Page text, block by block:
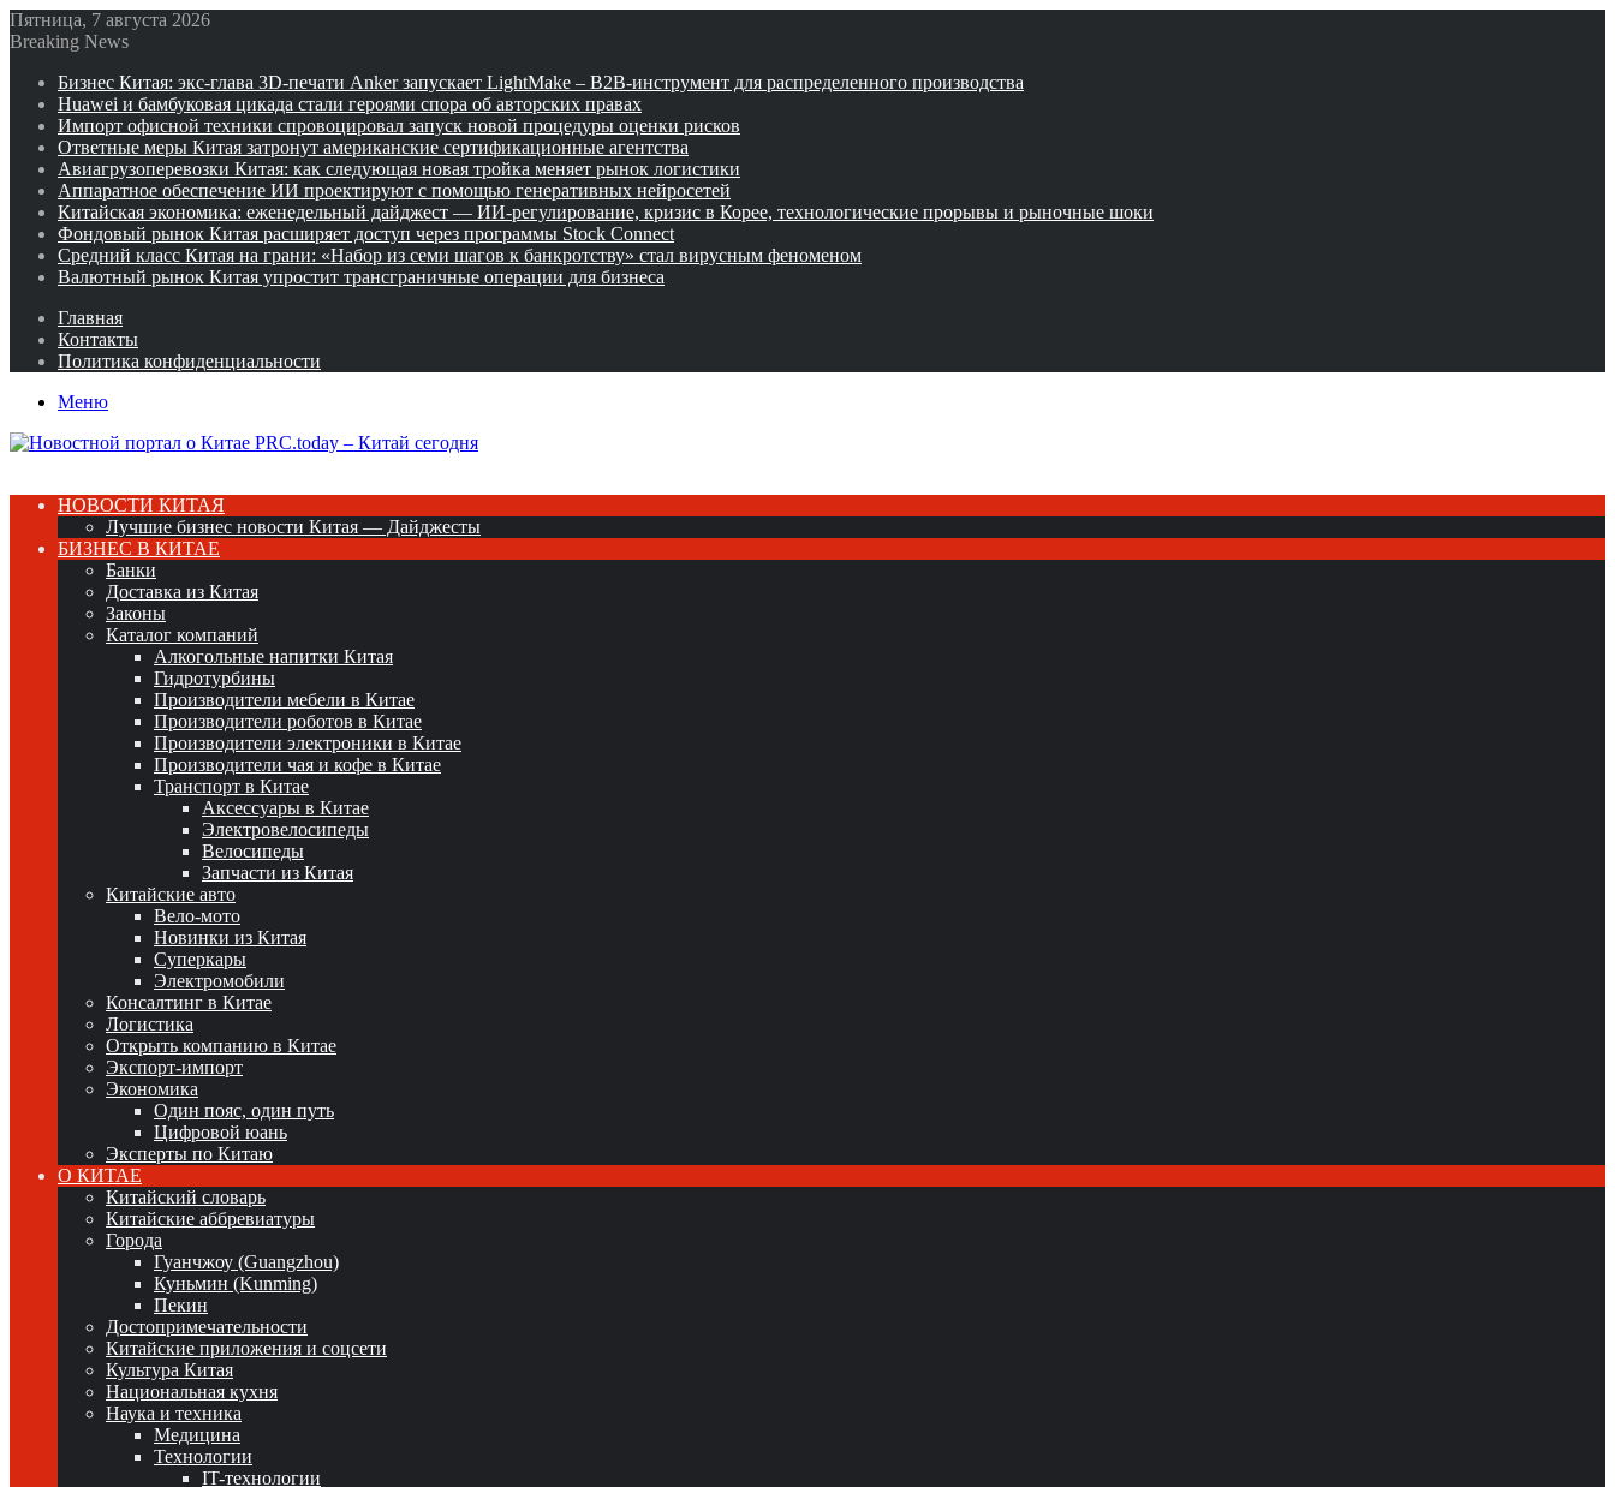
Пятница, 7 августа 2026
Breaking News
Бизнес Китая: экс-глава 3D-печати Anker запускает LightMake – B2B-инструмент для распределенного производства
Huawei и бамбуковая цикада стали героями спора об авторских правах
Импорт офисной техники спровоцировал запуск новой процедуры оценки рисков
Ответные меры Китая затронут американские сертификационные агентства
Авиагрузоперевозки Китая: как следующая новая тройка меняет рынок логистики
Аппаратное обеспечение ИИ проектируют с помощью генеративных нейросетей
Китайская экономика: еженедельный дайджест — ИИ-регулирование, кризис в Корее, технологические прорывы и рыночные шоки
Фондовый рынок Китая расширяет доступ через программы Stock Connect
Средний класс Китая на грани: «Набор из семи шагов к банкротству» стал вирусным феноменом
Валютный рынок Китая упростит трансграничные операции для бизнеса
Главная
Контакты
Политика конфиденциальности
Меню
НОВОСТИ КИТАЯ
Лучшие бизнес новости Китая — Дайджесты
БИЗНЕС В КИТАЕ
Банки
Доставка из Китая
Законы
Каталог компаний
Алкогольные напитки Китая
Гидротурбины
Производители мебели в Китае
Производители роботов в Китае
Производители электроники в Китае
Производители чая и кофе в Китае
Транспорт в Китае
Аксессуары в Китае
Электровелосипеды
Велосипеды
Запчасти из Китая
Китайские авто
Вело-мото
Новинки из Китая
Суперкары
Электромобили
Консалтинг в Китае
Логистика
Открыть компанию в Китае
Экспорт-импорт
Экономика
Один пояс, один путь
Цифровой юань
Эксперты по Китаю
О КИТАЕ
Китайский словарь
Китайские аббревиатуры
Города
Гуанчжоу (Guangzhou)
Куньмин (Kunming)
Пекин
Достопримечательности
Китайские приложения и соцсети
Культура Китая
Национальная кухня
Наука и техника
Медицина
Технологии
IT-технологии